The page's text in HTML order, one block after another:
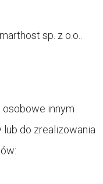
sp. z o.o..
innym
do zrealizowania